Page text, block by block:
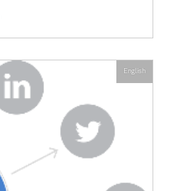
English